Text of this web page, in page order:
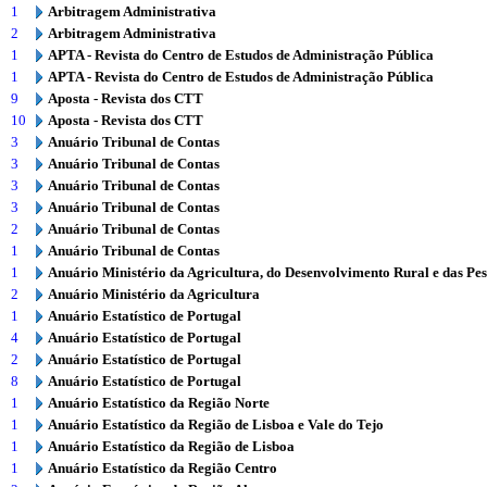
1
Arbitragem Administrativa
2
Arbitragem Administrativa
1
APTA - Revista do Centro de Estudos de Administração Pública
1
APTA - Revista do Centro de Estudos de Administração Pública
9
Aposta - Revista dos CTT
10
Aposta - Revista dos CTT
3
Anuário Tribunal de Contas
3
Anuário Tribunal de Contas
3
Anuário Tribunal de Contas
3
Anuário Tribunal de Contas
2
Anuário Tribunal de Contas
1
Anuário Tribunal de Contas
1
Anuário Ministério da Agricultura, do Desenvolvimento Rural e das
2
Anuário Ministério da Agricultura
1
Anuário Estatístico de Portugal
4
Anuário Estatístico de Portugal
2
Anuário Estatístico de Portugal
8
Anuário Estatístico de Portugal
1
Anuário Estatístico da Região Norte
1
Anuário Estatístico da Região de Lisboa e Vale do Tejo
1
Anuário Estatístico da Região de Lisboa
1
Anuário Estatístico da Região Centro